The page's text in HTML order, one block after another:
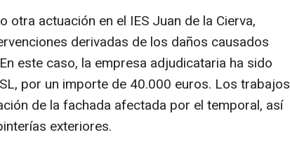
otra actuación en el IES Juan de la Cierva,
derivadas de los daños causados
este caso, la empresa adjudicataria ha sido
por un importe de 40.000 euros. Los trabajos
de la fachada afectada por el temporal, así
exteriores.